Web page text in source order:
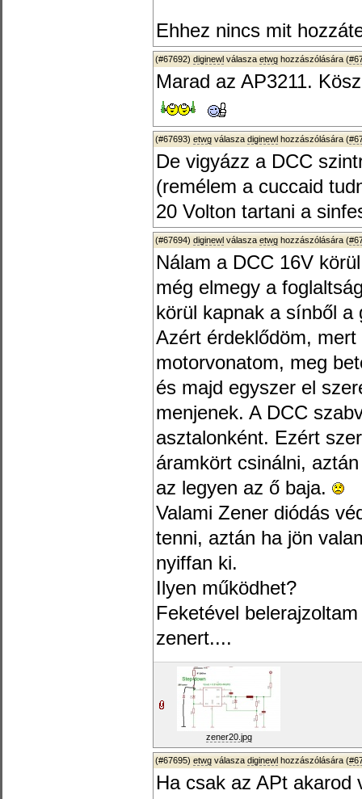
Ehhez nincs mit
(#67692) diginewl válasza etwg hozzászólására (
Marad az AP3211.
(#67693) etwg válasza diginewl hozzászólására (
De vigyázz a DCC
(remélem a cuccaid
20 Volton tartani a
(#67694) diginewl válasza etwg hozzászólására (
Nálam a DCC 16V
még elmegy a
körül kapnak a sínből a
Azért érdeklődöm,
motorvonatom, meg
és majd egyszer el
menjenek. A DCC
asztalonként. Ezért
áramkört csinálni,
az legyen az ő baja.
Valami Zener diódás
tenni, aztán ha jön
nyiffan ki.
Ilyen működhet?
Feketével
zenert....
zener20.jpg
(#67695) etwg válasza diginewl hozzászólására (
Ha csak az APt akarod